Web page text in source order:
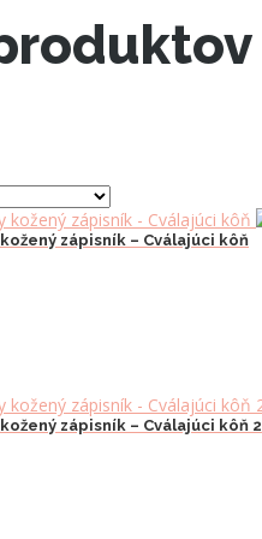
zápisník – Cválajúci kôň
zápisník – Cválajúci kôň 2